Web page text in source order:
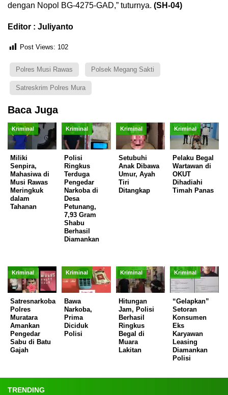
dengan Nopol BG-4275-GAD,” tuturnya. (SH-04)
Editor : Juliyanto
Post Views: 102
Polres Musi Rawas Polsek Megang Sakti
Satreskrim Polres Mura
Baca Juga
Kriminal
Miliki
Senpira,
Mahasiwa di
Musi Rawas
Meringkuk
dalam
Tahanan
Kriminal
Polisi
Ringkus
Terduga
Pengedar
Narkoba di
Desa
Petunang,
7,93 Gram
Shabu
Berhasil
Diamankan
Kriminal
Setubuhi
Anak Dibawa
Umur, Ayah
Tiri
Ditangkap
Kriminal
Pelaku Begal
Wartawan di
OKUT
Dihadiahi
Timah Panas
Kriminal
Satresnarkoba
Polres
Muratara
Amankan
Pengedar
Sabu di Batu
Gajah
Kriminal
Bawa
Narkoba,
Prima
Diciduk
Polisi
Kriminal
Hitungan
Jam, Polisi
Berhasil
Ringkus
Begal di
Muara
Lakitan
Kriminal
“Gelapkan”
Setoran
Konsumen
Eks
Karyawan
Leasing
Diamankan
Polisi
TRENDING